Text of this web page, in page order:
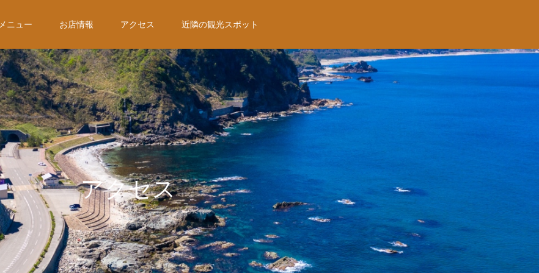
メニュー お店情報 アクセス 近隣の観光スポット
アクセス